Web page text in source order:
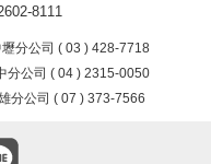
8111
分公司 ( 03 ) 428-7718
分公司 ( 04 ) 2315-0050
分公司 ( 07 ) 373-7566